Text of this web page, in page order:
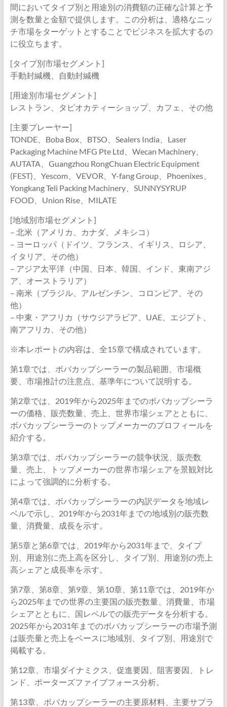
間においてタイプ別と用途別の消費額の正確な計算と予
測を数量と金額で提供します。この分析は、適格なニッ
チ市場をターゲットとすることでビジネスを拡大するの
に役立ちます。
[タイプ別市場セグメント]
手動封緘機、自動封緘機
[用途別市場セグメント]
レストラン、タピオカティーショップ、カフェ、その他
[主要プレーヤー]
TONDE、Boba Box、BTSO、Sealers India、Laser
Packaging Machine MFG Pte Ltd、Wecan Machinery、
AUTATA、Guangzhou RongChuan Electric Equipment
(FEST)、Yescom、VEVOR、Y-fang Group、Phoenixes、
Yongkang Teli Packing Machinery、SUNNYSYRUP
FOOD、Union Rise、MILATE
[地域別市場セグメント]
– 北米（アメリカ、カナダ、メキシコ）
– ヨーロッパ（ドイツ、フランス、イギリス、ロシア、
イタリア、その他）
– アジア太平洋（中国、日本、韓国、インド、東南アジ
ア、オーストラリア）
– 南米（ブラジル、アルゼンチン、コロンビア、その
他）
– 中東・アフリカ（サウジアラビア、UAE、エジプト、
南アフリカ、その他）
※本レポートの内容は、全15章で構成されています。
第1章では、ボバカップシーラーの製品範囲、市場概
要、市場推計の注意点、基準年について説明する。
第2章では、2019年から2025年までのボバカップシーラ
ーの価格、販売数量、売上、世界市場シェアとともに、
ボバカップシーラーのトップメーカーのプロフィールを
紹介する。
第3章では、ボバカップシーラーの競争状況、販売数
量、売上、トップメーカーの世界市場シェアを景観対比
によって強調的に分析する。
第4章では、ボバカップシーラーの内訳データを地域レ
ベルで示し、2019年から2031年までの地域別の販売数
量、消費量、成長を示す。
第5章と第6章では、2019年から2031年まで、タイプ
別、用途別に売上高を区分し、タイプ別、用途別の売上
高シェアと成長率を示す。
第7章、第8章、第9章、第10章、第11章では、2019年か
ら2025年までの世界の主要国の販売数量、消費量、市場
シェアとともに、国レベルでの販売データを分析する。
2025年から2031年までのボバカップシーラーの市場予測
は販売量と売上をベースに地域別、タイプ別、用途別で
掲載する。
第12章、市場ダイナミクス、促進要因、阻害要因、トレ
ンド、ポーターズファイブフォース分析。
第13章、ボバカップシーラーの主要原材料、主要サプラ